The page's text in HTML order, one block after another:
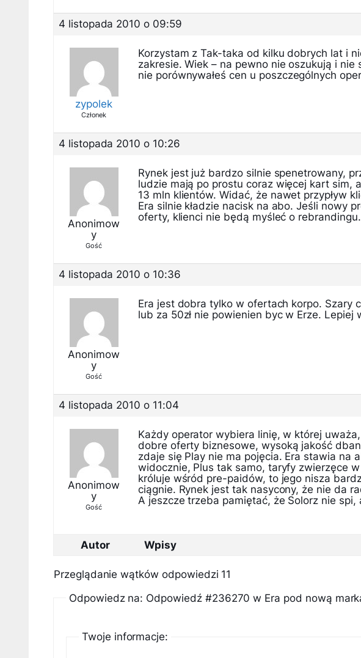
4 listopada 2010 o 09:59
zypolek
Członek
Korzystam z Tak-taka od kilku dobrych lat i
zakresie. Wiek – na pewno nie oszukują i
nie porównywałeś cen u poszczególnych
4 listopada 2010 o 10:26
Anonimow
y
Gość
Rynek jest już bardzo silnie spenetrowany,
ludzie mają po prostu coraz więcej kart sim,
13 mln klientów. Widać, że nawet przypływ
Era silnie kładzie nacisk na abo. Jeśli nowy
oferty, klienci nie będą myśleć o rebrandingu.
4 listopada 2010 o 10:36
Anonimow
y
Gość
Era jest dobra tylko w ofertach korpo. Szary
lub za 50zł nie powienien byc w Erze.
4 listopada 2010 o 11:04
Anonimow
y
Gość
Każdy operator wybiera linię, w której
dobre oferty biznesowe, wysoką jakość
zdaje się Play nie ma pojęcia. Era stawia na
widocznie, Plus tak samo, taryfy zwierzęce
króluje wśród pre-paidów, to jego nisza
ciągnie. Rynek jest tak nasycony, że nie da
A jeszcze trzeba pamiętać, że Solorz nie
Autor Wpisy
Przeglądanie wątków odpowiedzi 11
Odpowiedz na: Odpowiedź #236270 w Era pod nową
Twoje informacje: